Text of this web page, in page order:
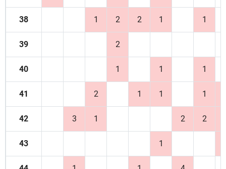
38 1 2 2 1 1
39 2
40 1 1 1
41 2 1 1 1
42 3 1 2 2
43 1